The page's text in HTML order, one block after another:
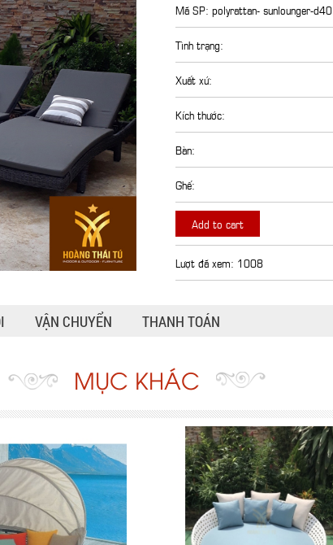
Mã SP: polyrattan- sunlounger-d40
Tình trạng:
Xuất xứ:
Kích thước:
Bàn:
Ghế:
Add to cart
Lượt đã xem: 1008
VẬN CHUYỂN THANH TOÁN
MỤC KHÁC